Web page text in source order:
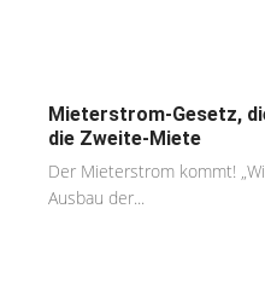
Mieterstrom-Gesetz,
die Zweite-Miete
Der Mieterstrom kommt!
Ausbau der...